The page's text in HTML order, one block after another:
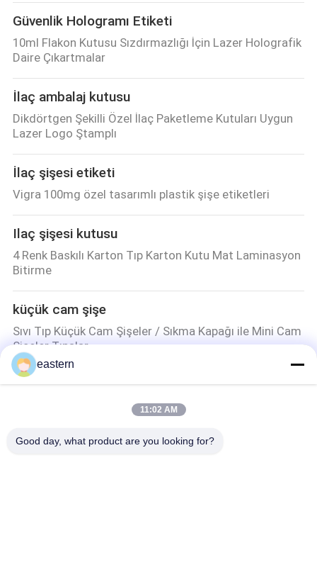
Güvenlik Hologramı Etiketi
10ml Flakon Kutusu Sızdırmazlığı İçin Lazer Holografik
Daire Çıkartmalar
İlaç ambalaj kutusu
Dikdörtgen Şekilli Özel İlaç Paketleme Kutuları Uygun
Lazer Logo Ştamplı
İlaç şişesi etiketi
Vigra 100mg özel tasarımlı plastik şişe etiketleri
Ilaç şişesi kutusu
4 Renk Baskılı Karton Tıp Karton Kutu Mat Laminasyon
Bitirme
küçük cam şişe
Sıvı Tıp Küçük Cam Şişeler / Sıkma Kapağı ile Mini Cam
Şişeler Tıpalar
Kapağı kapalı çevirin
Farmasötik 10ml Şişe Kapak Kapalı Yüksek Sıcaklık
eastern
11:02 AM
Good day, what product are you looking for?